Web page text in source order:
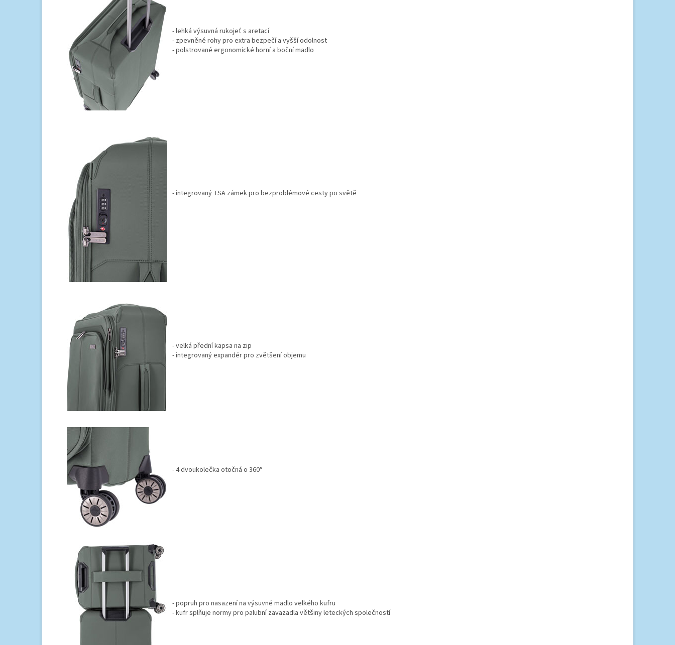
- lehká výsuvná rukojeť s aretací
- zpevněné rohy pro extra bezpečí a vyšší odolnost
- polstrované ergonomické horní a boční madlo
- integrovaný TSA zámek pro bezproblémové cesty po světě
- velká přední kapsa na zip
- integrovaný expandér pro zvětšení objemu
- 4 dvoukolečka otočná o 360°
- popruh pro nasazení na výsuvné madlo velkého kufru
- kufr splňuje normy pro palubní zavazadla většiny leteckých společností